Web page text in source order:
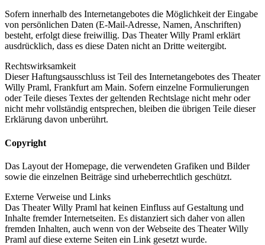
Sofern innerhalb des Internetangebotes die Möglichkeit der Eingabe
von persönlichen Daten (E-Mail-Adresse, Namen, Anschriften)
besteht, erfolgt diese freiwillig. Das Theater Willy Praml erklärt
ausdrücklich, dass es diese Daten nicht an Dritte weitergibt.
Rechtswirksamkeit
Dieser Haftungsausschluss ist Teil des Internetangebotes des Theater
Willy Praml, Frankfurt am Main. Sofern einzelne Formulierungen
oder Teile dieses Textes der geltenden Rechtslage nicht mehr oder
nicht mehr vollständig entsprechen, bleiben die übrigen Teile dieser
Erklärung davon unberührt.
Copyright
Das Layout der Homepage, die verwendeten Grafiken und Bilder
sowie die einzelnen Beiträge sind urheberrechtlich geschützt.
Externe Verweise und Links
Das Theater Willy Praml hat keinen Einfluss auf Gestaltung und
Inhalte fremder Internetseiten. Es distanziert sich daher von allen
fremden Inhalten, auch wenn von der Webseite des Theater Willy
Praml auf diese externe Seiten ein Link gesetzt wurde.